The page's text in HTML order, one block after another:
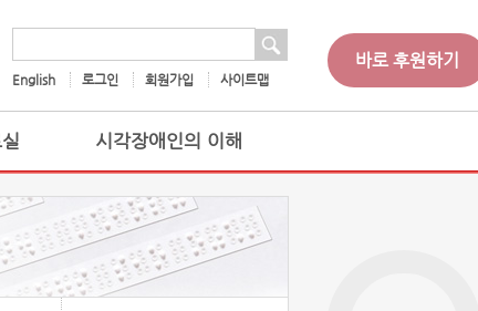
English 로그인 회원가입 사이트맵
바로 후원하기
시각장애인의 이해